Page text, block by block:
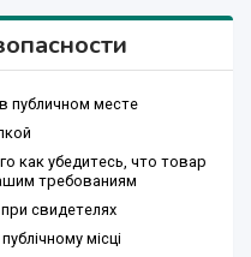
публичном месте
как убедитесь, что товар
требованиям
свидетелях
місці